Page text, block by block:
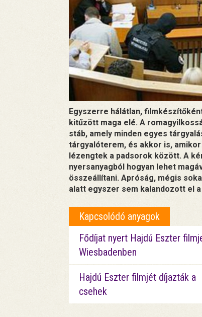
Egyszerre hálátlan,
kitűzött maga elé. A
stáb, amely minden egyes
tárgyalóterem, és akkor is,
lézengtek a padsorok között. A
nyersanyagból hogyan lehet
összeállítani. Apróság, mégis
alatt egyszer sem kalandozott el
Kapcsolódó anyagok
Fődíjat nyert Hajdú Eszter
Wiesbadenben
Hajdú Eszter filmjét díjazták a
csehek